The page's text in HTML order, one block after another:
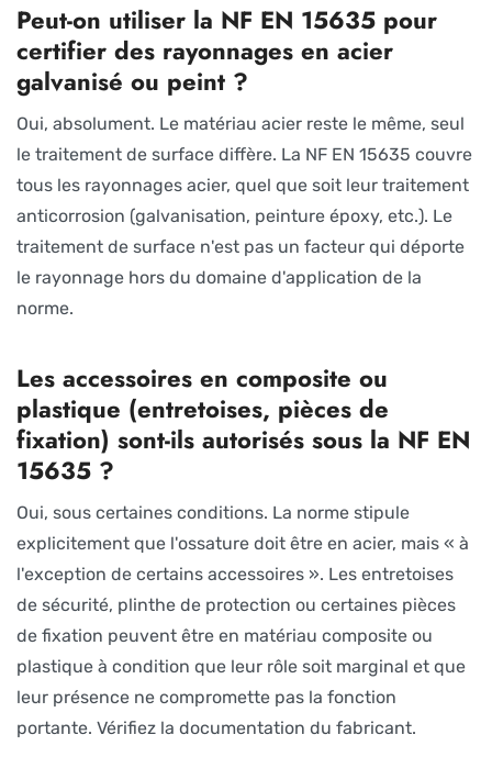
Peut-on utiliser la NF EN 15635 pour
certifier des rayonnages en acier
galvanisé ou peint ?
Oui, absolument. Le matériau acier reste le même, seul
le traitement de surface diffère. La NF EN 15635 couvre
tous les rayonnages acier, quel que soit leur traitement
anticorrosion (galvanisation, peinture époxy, etc.). Le
traitement de surface n'est pas un facteur qui déporte
le rayonnage hors du domaine d'application de la
norme.
Les accessoires en composite ou
plastique (entretoises, pièces de
fixation) sont-ils autorisés sous la NF EN
15635 ?
Oui, sous certaines conditions. La norme stipule
explicitement que l'ossature doit être en acier, mais « à
l'exception de certains accessoires ». Les entretoises
de sécurité, plinthe de protection ou certaines pièces
de fixation peuvent être en matériau composite ou
plastique à condition que leur rôle soit marginal et que
leur présence ne compromette pas la fonction
portante. Vérifiez la documentation du fabricant.